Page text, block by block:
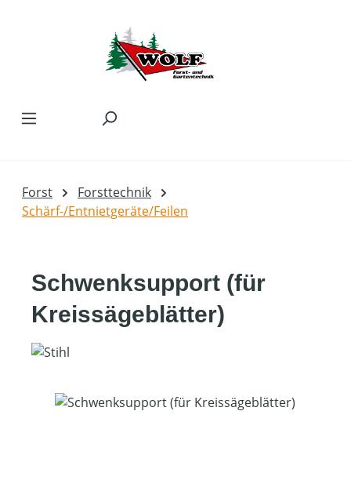
Forst
Forsttechnik
Schärf-/Entnietgeräte/Feilen
Schwenksupport (für
Kreissägeblätter)
Bildergalerie überspringen